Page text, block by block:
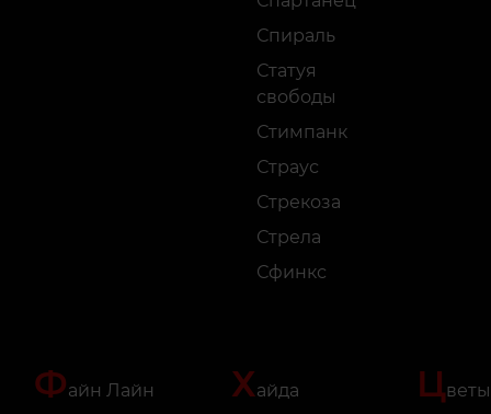
Спираль
Статуя
свободы
Стимпанк
Страус
Стрекоза
Стрела
Сфинкс
Файн Лайн
Хайда
Цветы